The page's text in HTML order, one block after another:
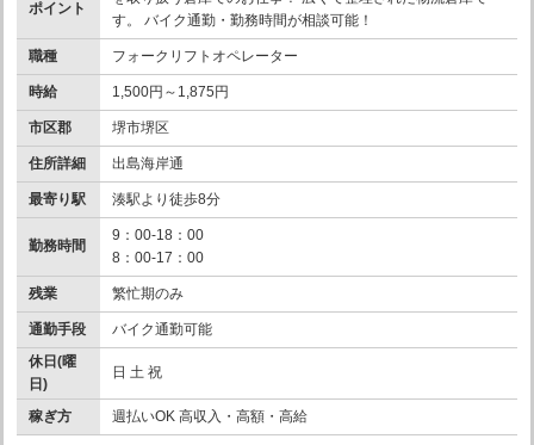
ポイント
す。 バイク通勤・勤務時間が相談可能！
職種 フォークリフトオペレーター
時給 1,500円～1,875円
市区郡 堺市堺区
住所詳細 出島海岸通
最寄り駅 湊駅より徒歩8分
勤務時間
9：00-18：00
8：00-17：00
残業 繁忙期のみ
通勤手段
バイク通勤可能
休日(曜
日)
日 土 祝
稼ぎ方 週払いOK 高収入・高額・高給